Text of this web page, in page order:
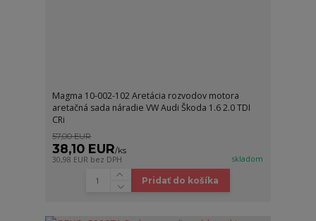
Magma 10-002-102 Aretácia rozvodov motora
aretačná sada náradie VW Audi Škoda 1.6 2.0 TDI
CRi
57,00 EUR
38,10 EUR/ks
30,98 EUR bez DPH skladom
Pridať do košíka